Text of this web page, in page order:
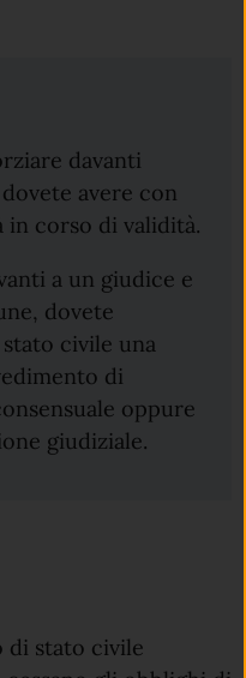
davanti
avere con
in corso di validità.
a un giudice e
dovete
civile una
di
oppure
giudiziale.
di stato civile